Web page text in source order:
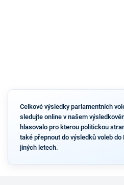
Celkové výsledky parlamentních
sledujte online v našem
hlasovalo pro kterou politickou
také přepnout do výsledků voleb
jiných letech.